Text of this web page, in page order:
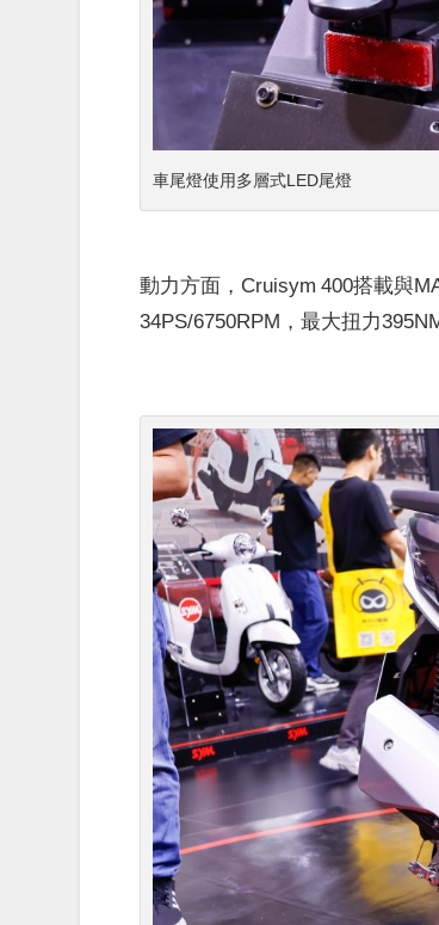
車尾燈使用多層式LED尾燈
動力方面，Cruisym 400搭載與
34PS/6750RPM，最大扭力